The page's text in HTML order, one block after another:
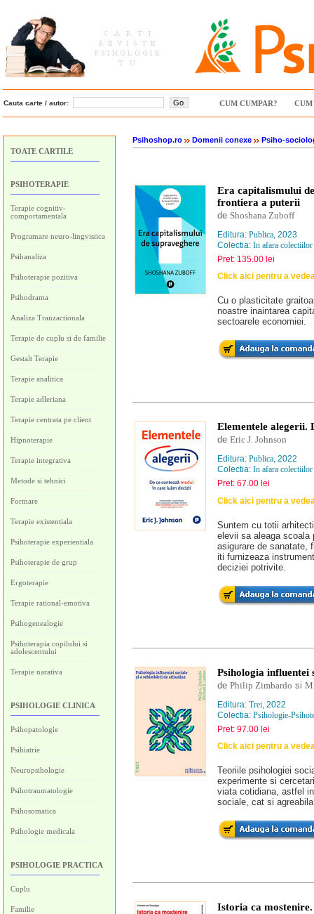
Cauta carte / autor: CUM CUMPAR? CUM
TOATE CARTILE
PSIHOTERAPIE
Terapie cognitiv-
comportamentala
Programare neuro-lingvistica
Psihanaliza
Psihoterapie pozitiva
Psihodrama
Analiza Tranzactionala
Terapie de cuplu si de familie
Gestalt Terapie
Terapie analitica
Terapie adleriana
Terapie centrata pe client
Hipnoterapie
Terapie integrativa
Metode si tehnici
Formare
Terapie existentiala
Psihoterapie experientiala
Psihoterapie de grup
Ergoterapie
Terapie rational-emotiva
Psihogenealogie
Psihoterapia copilului si
adolescentului
Terapie narativa
PSIHOLOGIE CLINICA
Psihopatologie
Psihiatrie
Neuropsihologie
Psihotraumatologie
Psihosomatica
Psihologie medicala
PSIHOLOGIE PRACTICA
Cuplu
Familie
Psihoshop.ro Domenii conexe Psiho-
Era capitalismului
frontiera a puterii
de Shoshana Zuboff
Editura: Publica, 2023
Colectia: In afara colectiilor
Pret: 135.00 lei
Click aici pentru a
Cu o plasticitate
noastre inaintarea
sectoarele economiei.
Elementele alegerii.
de Eric J. Johnson
Editura: Publica, 2022
Colectia: In afara colectiilor
Pret: 67.00 lei
Click aici pentru a
Suntem cu totii
elevii sa aleaga scoala
asigurare de sanatate,
iti furnizeaza
deciziei potrivite.
Psihologia influentei
de Philip Zimbardo si
Editura: Trei, 2022
Colectia: Psihologie-
Pret: 97.00 lei
Click aici pentru a
Teoriile psihologiei
experimente si
viata cotidiana, astfel
sociale, cat si
Istoria ca